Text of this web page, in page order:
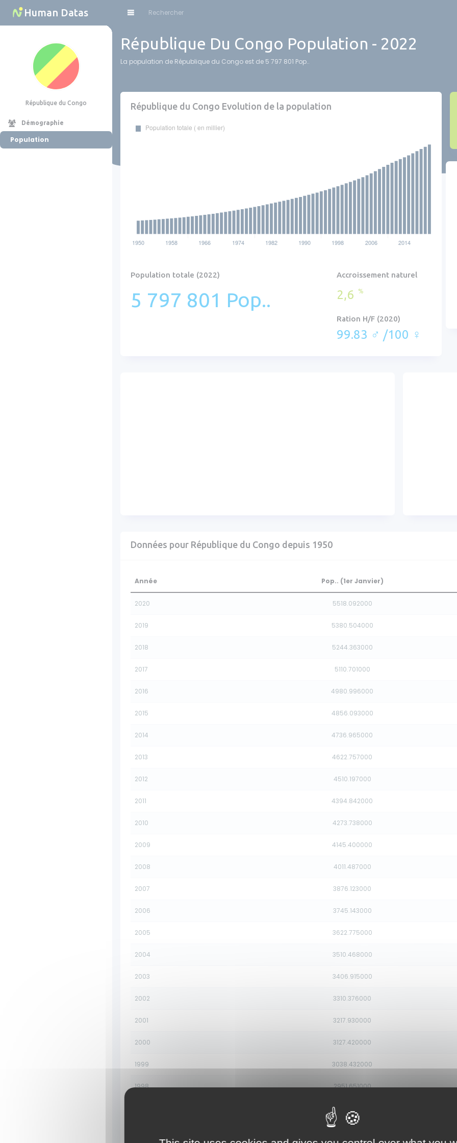
République Du Congo Population - 2022
La population de République du Congo est de 5 797 801 Pop..
République du Congo Evolution de la population
Population totale (2022)
5 797 801 Pop..
Accroissement naturel
2,6 %
Ration H/F (2020)
99.83 ♂ /100 ♀
Données pour République du Congo depuis 1950
Année Pop.. (1er Janvier)
2020 5518.092000
2019 5380.504000
2018 5244.363000
2017 5110.701000
2016 4980.996000
2015 4856.093000
2014 4736.965000
2013 4622.757000
2012 4510.197000
2011 4394.842000
2010 4273.738000
2009 4145.400000
2008 4011.487000
2007 3876.123000
2006 3745.143000
2005 3622.775000
2004 3510.468000
2003 3406.915000
2002 3310.376000
2001 3217.930000
2000 3127.420000
1999 3038.432000
1998 2951.651000
2867.283000
2785.815000
Human Datas
République du Congo
Démographie
Population